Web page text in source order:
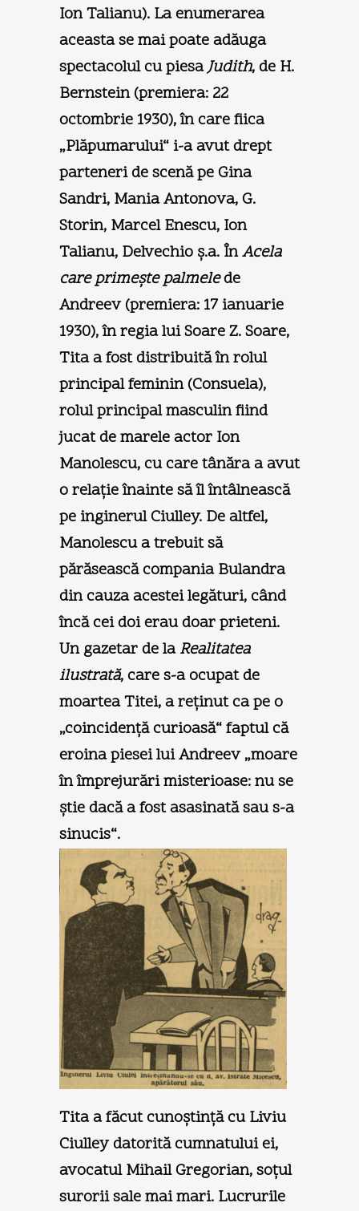
Ion Talianu). La enumerarea
aceasta se mai poate adăuga
spectacolul cu piesaJudith, de H.
Bernstein (premiera: 22
octombrie 1930), în care fiica
„Plăpumarului“ i-a avut drept
parteneri de scenă pe Gina
Sandri, Mania Antonova, G.
Storin, Marcel Enescu, Ion
Talianu, Delvechio ş.a. ÎnAcela
care primeşte palmelede
Andreev (premiera: 17 ianuarie
1930), în regia lui Soare Z. Soare,
Tita a fost distribuită în rolul
principal feminin (Consuela),
rolul principal masculin fiind
jucat de marele actor Ion
Manolescu, cu care tânăra a avut
o relaţie înainte să îl întâlnească
pe inginerul Ciulley. De altfel,
Manolescu a trebuit să
părăsească compania Bulandra
din cauza acestei legături, când
încă cei doi erau doar prieteni.
Un gazetar de laRealitatea
ilustrată, care s-a ocupat de
moartea Titei, a reţinut ca pe o
„coincidenţă curioasă“ faptul că
eroina piesei lui Andreev „moare
în împrejurări misterioase: nu se
ştie dacă a fost asasinată sau s-a
sinucis“.
Tita a făcut cunoştinţă cu Liviu
Ciulley datorită cumnatului ei,
avocatul Mihail Gregorian, soţul
surorii sale mai mari. Lucrurile